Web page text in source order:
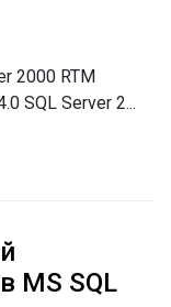
2000 RTM
SQL Server 2...
MS SQL